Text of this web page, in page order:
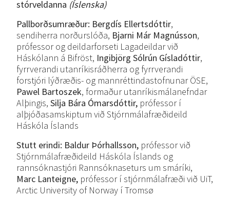
stórveldanna (Íslenska)
Pallborðsumræður: Bergdís Ellertsdóttir,
sendiherra norðurslóða, Bjarni Már Magnússon,
prófessor og deildarforseti Lagadeildar við
Háskólann á Bifröst, Ingibjörg Sólrún Gísladóttir,
fyrrverandi utanríkisráðherra og fyrrverandi
forstjóri lýðræðis- og mannréttindastofnunar ÖSE,
Pawel Bartoszek, formaður utanríkismálanefndar
Alþingis,Silja Bára Ómarsdóttir, prófessor í
alþjóðasamskiptum við Stjórnmálafræðideild
Háskóla Íslands
Stutt erindi: Baldur Þórhallsson, prófessor við
Stjórnmálafræðideild Háskóla Íslands og
rannsóknastjóri Rannsóknaseturs um smáríki,
Marc Lanteigne, prófessor í stjórnmálafræði við UiT,
Arctic University of Norway í Tromsø